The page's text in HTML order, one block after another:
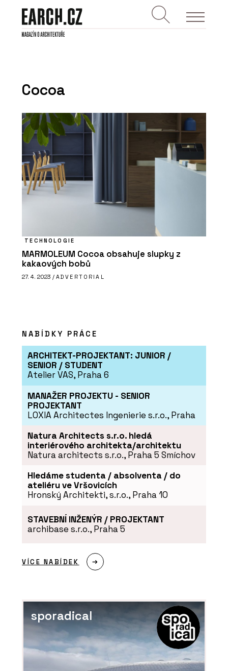
Cocoa
TECHNOLOGIE
MARMOLEUM Cocoa obsahuje slupky z
kakaových bobů
27. 4. 2023 / ADVERTORIAL
NABÍDKY PRÁCE
ARCHITEKT-PROJEKTANT: JUNIOR /
SENIOR / STUDENT
Atelier VAS, Praha 6
MANAŽER PROJEKTU - SENIOR
PROJEKTANT
LOXIA Architectes Ingenierie s.r.o., Praha
Natura Architects s.r.o. hledá
interiérového architekta/architektu
Natura architects s.r.o., Praha 5 Smíchov
Hledáme studenta / absolventa / do
ateliéru ve Vršovicích
Hronský Architekti, s.r.o., Praha 10
STAVEBNÍ INŽENÝR / PROJEKTANT
archibase s.r.o., Praha 5
VÍCE NABÍDEK
sporadical